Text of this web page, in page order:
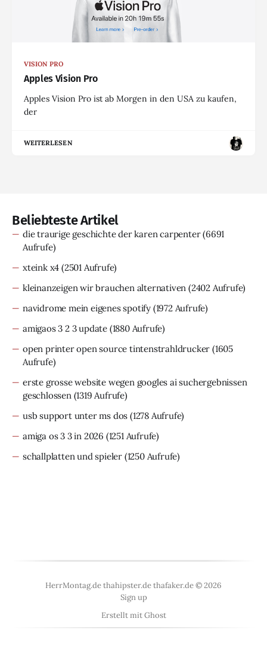
VISION PRO
Apples Vision Pro
Apples Vision Pro ist ab Morgen in den USA zu kaufen,
der
WEITERLESEN
Beliebteste Artikel
die traurige geschichte der karen carpenter(6691
Aufrufe)
xteink x4 (2501 Aufrufe)
kleinanzeigen wir brauchen alternativen (2402 Aufrufe)
navidrome mein eigenes spotify (1972 Aufrufe)
amigaos 3 2 3 update (1880 Aufrufe)
open printer open source tintenstrahldrucker (1605
Aufrufe)
erste grosse website wegen googles ai suchergebnissen
geschlossen(1319 Aufrufe)
usb support unter ms dos (1278 Aufrufe)
amiga os 3 3 in 2026 (1251 Aufrufe)
schallplatten und spieler (1250 Aufrufe)
HerrMontag.de thahipster.de thafaker.de © 2026
Sign up
Erstellt mitGhost